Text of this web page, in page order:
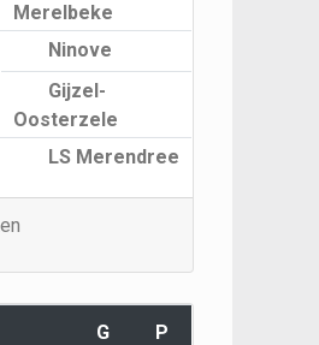
Merelbeke
Ninove
Gijzel-
Oosterzele
LS Merendree
G P